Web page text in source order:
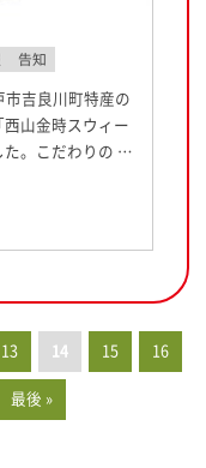
告知
市吉良川町特産の
山金時スウィー
た。こだわりの …
13 14 15 16
最後 »